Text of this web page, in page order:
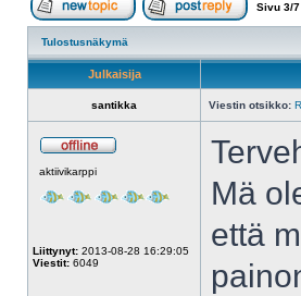
Aloita uusi ketju Vastaa
Sivu 3/7
Tulostusnäkymä
Julkaisija
santikka Viestin otsikko:
aktiivikarppi
Liittynyt: 2013-08-28 16:29:05
Viestit: 6049
Mä
että